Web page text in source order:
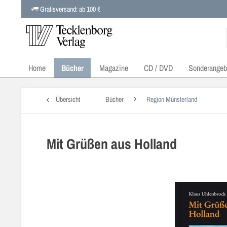
Gratisversand: ab 100 €
Home Bücher Magazine CD / DVD
Übersicht Bücher Region Münsterland
Mit Grüßen aus Holland